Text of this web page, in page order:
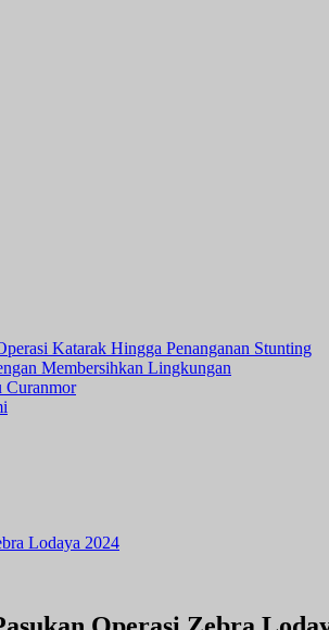
Katarak Hingga Penanganan Stunting
Membersihkan Lingkungan
Curanmor
Lodaya 2024